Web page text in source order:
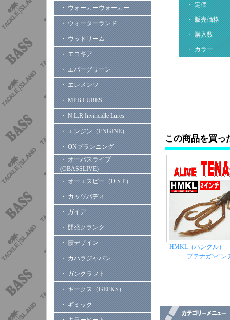
・ ウォーカーウォーカー
・ ウォーターランド
・ ウッドリーム
・ エコギア
・ エバーグリーン
・ エレメンツ
・ MPB LURES
・ N.L.R Invincidle Lures
・ エンジン（ENGINE）
・ ONプランニング
・ オーバスライブ
(OBASSLIVE)
・ オーエスピー（O.S.P）
・ カッツバディ
・ ガイア
・ 開発クランク
・ 霞デザイン
・ カハラジャパン
・ ガンクラフト
・ ギークス（GEEKS）
・ ギミック
・ 定価
・ 販売価格
・ 購入数
・ カラー
この商品を買っ
HMKL（ハンクル
ブテナガ3イン